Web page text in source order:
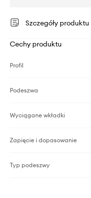
Szczegóły produktu
Cechy produktu
Profil
Podeszwa
Wyciągane wkładki
Zapięcie i dopasowanie
Typ podeszwy